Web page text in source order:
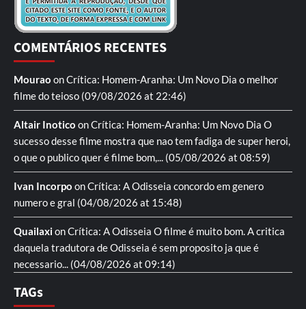
COMENTÁRIOS RECENTES
Mourao onCrítica: Homem-Aranha: Um Novo Dia o melhor
filme do teioso (09/08/2026 at 22:46)
Altair Inotico onCrítica: Homem-Aranha: Um Novo Dia O
sucesso desse filme mostra que nao tem fadiga de super heroi,
o que o publico quer é filme bom,... (05/08/2026 at 08:59)
Ivan Incorpo onCrítica: A Odisseia concordo em genero
numero e gral (04/08/2026 at 15:48)
QuailaxionCrítica: A Odisseia O filme é muito bom. A critica
daquela tradutora de Odisseia é sem proposito ja que é
necessario... (04/08/2026 at 09:14)
TAGs